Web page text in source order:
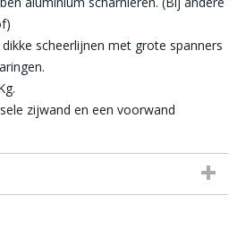
scheerlijnen met grote spanners
zijwand en een voorwand